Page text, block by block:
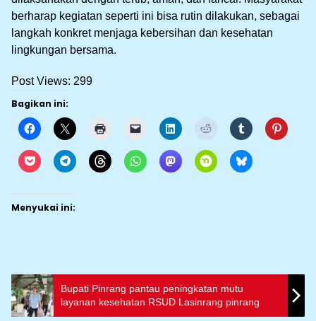
berharap kegiatan seperti ini bisa rutin dilakukan, sebagai
langkah konkret menjaga kebersihan dan kesehatan
lingkungan bersama.
Post Views: 299
Bagikan ini:
Menyukai ini:
Bupati Pinrang pantau peningkatan mutu
layanan kesehatan RSUD Lasinrang pinrang